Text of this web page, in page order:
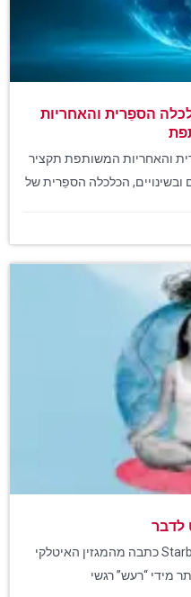
הספֵרית והאחריות
והאחריות המשותפת תקציר
לדבר
כתבה מהמגזין האיטלקי Starbene – אוגוסט 2024 אנחנו מגיבים